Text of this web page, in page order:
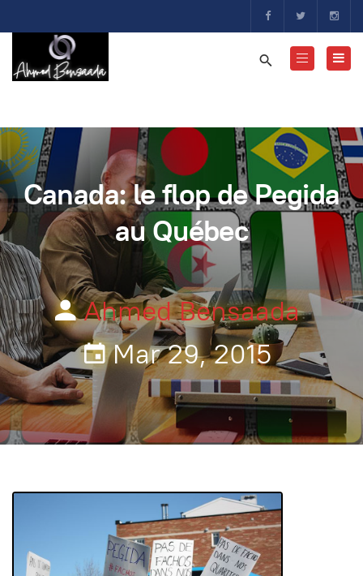
Canada: le flop de Pegida
au Québec
Ahmed Bensaada
Mar 29, 2015